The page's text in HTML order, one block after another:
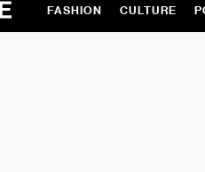
FASHION CULTURE